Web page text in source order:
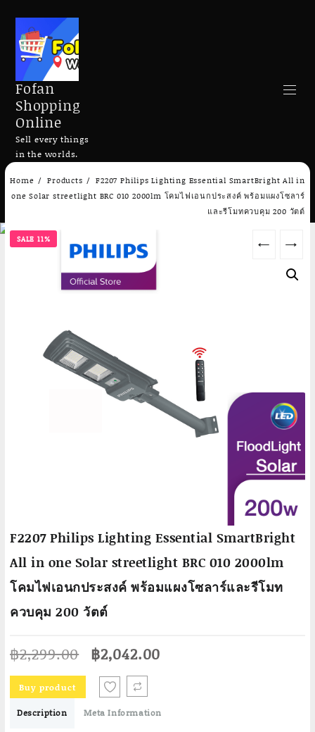
Skip
content
Fofan
Shopping
Online
Sell every things
in the worlds.
Search
Home Products
F2207 Philips Lighting Essential SmartBright All in
one Solar streetlight BRC 010 2000lm โคมไฟเอนกประสงค์ พร้อมแผงโซลาร์
และรีโมทควบคุม 200 วัตต์
SALE 11% ← →
F2207 Philips Lighting Essential SmartBright
All in one Solar streetlight BRC 010 2000lm
โคมไฟเอนกประสงค์ พร้อมแผงโซลาร์และรีโมท
ควบคุม 200 วัตต์
฿2,299.00 Original
price
was:
฿2,299.00.
฿2,042.00
Buy product
Description Meta Information
Add to cart